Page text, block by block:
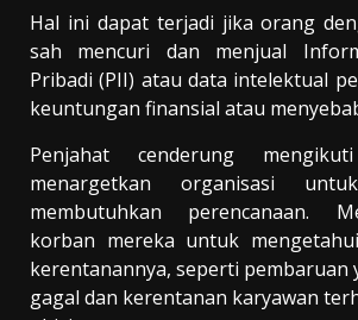
Hal ini dapat terjadi jika orang
sah mencuri dan menjual
Pribadi (PII) atau data intelektual
keuntungan finansial atau
Penjahat cenderung
menargetkan organisasi
membutuhkan perencanaan.
korban mereka untuk
kerentanannya, seperti pembaruan
gagal dan kerentanan karyawan